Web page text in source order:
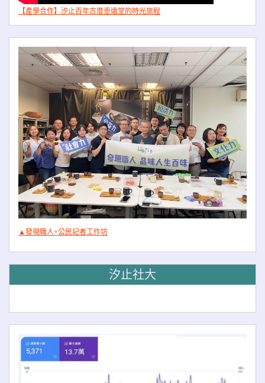
【產學合作】汐止百年古厝垂遠堂的時光旅程
▲發現職人+公民記者工作坊
汐止社大